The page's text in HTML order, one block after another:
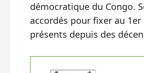
démocratique du Congo.
accordés pour fixer au
présents depuis des